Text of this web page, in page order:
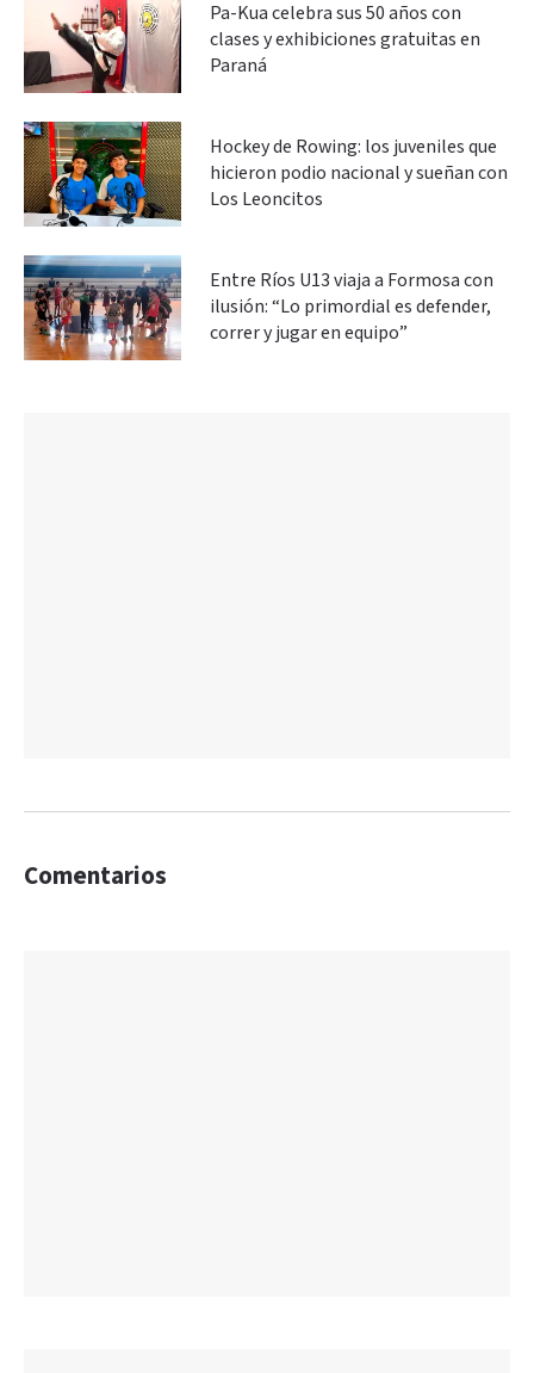
Pa-Kua celebra sus 50 años con
clases y exhibiciones gratuitas en
Paraná
Hockey de Rowing: los juveniles que
hicieron podio nacional y sueñan con
Los Leoncitos
Entre Ríos U13 viaja a Formosa con
ilusión: “Lo primordial es defender,
correr y jugar en equipo”
Comentarios